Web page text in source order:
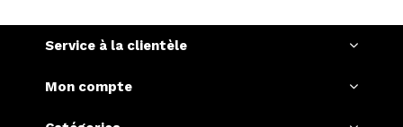
Service à la clientèle
Mon compte